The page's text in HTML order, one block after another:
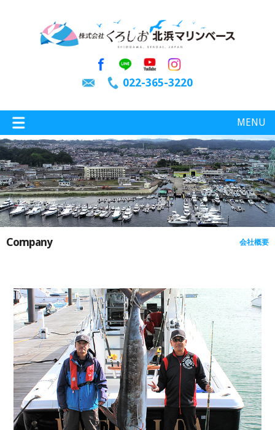
022-365-3220
MENU
特選情報 釣り情報
ボート免許 レンタルボート
サービス案内 イベント情報
Company 会社概要